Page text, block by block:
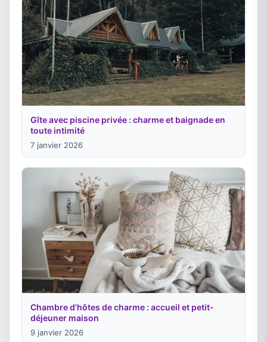
Gîte avec piscine privée : charme et baignade en
toute intimité
7 janvier 2026
Chambre d'hôtes de charme : accueil et petit-
déjeuner maison
9 janvier 2026